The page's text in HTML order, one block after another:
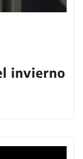
invierno